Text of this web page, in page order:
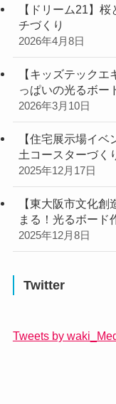
【ドリーム21】
チづくり
2026年4月8日
【キッズテック
っぱいの光るボー
2026年3月10日
【住宅展示場イ
土コースターづく
2025年12月17日
【東大阪市文化
まる！光るボード
2025年12月8日
Twitter
Tweets by